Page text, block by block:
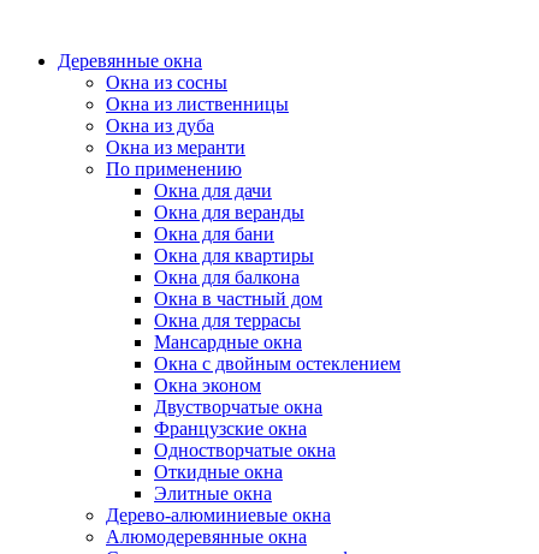
Деревянные окна
Окна из сосны
Окна из лиственницы
Окна из дуба
Окна из меранти
По применению
Окна для дачи
Окна для веранды
Окна для бани
Окна для квартиры
Окна для балкона
Окна в частный дом
Окна для террасы
Мансардные окна
Окна с двойным остеклением
Окна эконом
Двустворчатые окна
Французские окна
Одностворчатые окна
Откидные окна
Элитные окна
Дерево-алюминиевые окна
Алюмодеревянные окна